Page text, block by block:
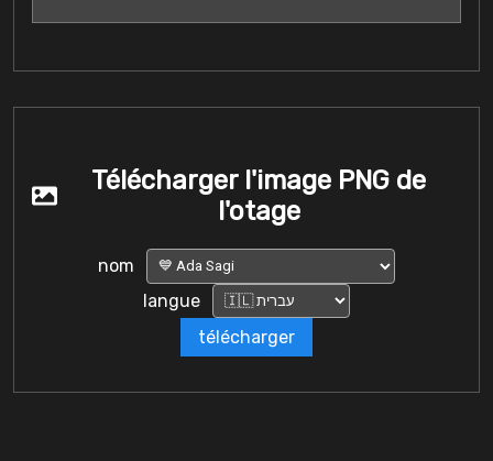
Télécharger l'image PNG de
l'otage
nom
langue
télécharger